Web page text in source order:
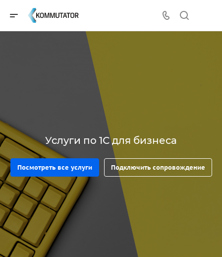
Услуги по 1С для бизнеса
Посмотреть все услуги Подключить сопровождение